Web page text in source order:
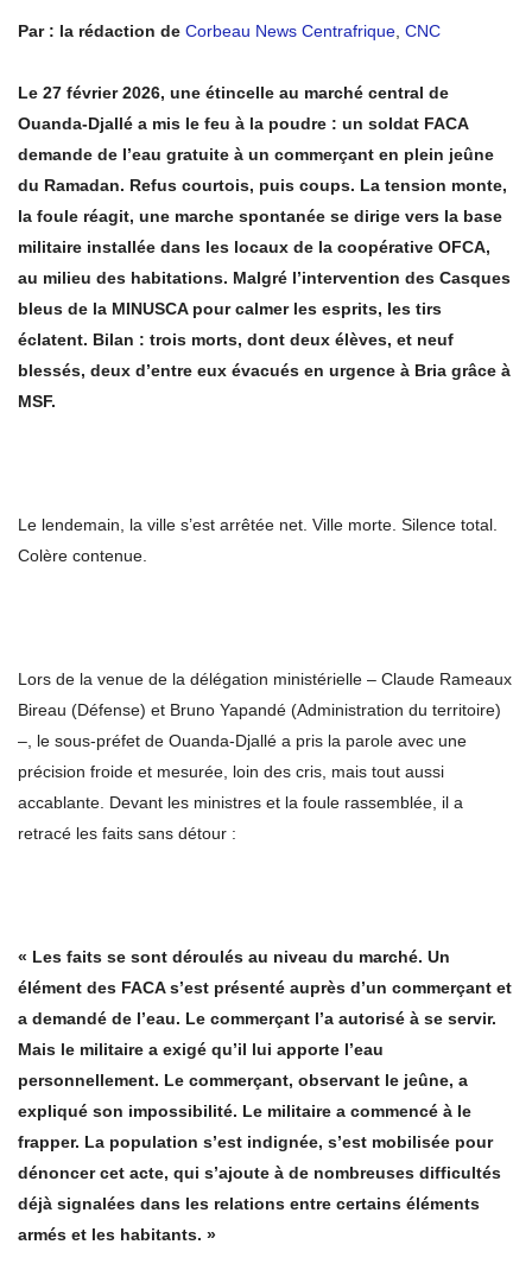
Par : la rédaction de Corbeau News Centrafrique, CNC
Le 27 février 2026, une étincelle au marché central de
Ouanda-Djallé a mis le feu à la poudre : un soldat FACA
demande de l’eau gratuite à un commerçant en plein jeûne
du Ramadan. Refus courtois, puis coups. La tension monte,
la foule réagit, une marche spontanée se dirige vers la base
militaire installée dans les locaux de la coopérative OFCA,
au milieu des habitations. Malgré l’intervention des Casques
bleus de la MINUSCA pour calmer les esprits, les tirs
éclatent. Bilan : trois morts, dont deux élèves, et neuf
blessés, deux d’entre eux évacués en urgence à Bria grâce à
MSF.
Le lendemain, la ville s’est arrêtée net. Ville morte. Silence total.
Colère contenue.
Lors de la venue de la délégation ministérielle – Claude Rameaux
Bireau (Défense) et Bruno Yapandé (Administration du territoire)
–, le sous-préfet de Ouanda-Djallé a pris la parole avec une
précision froide et mesurée, loin des cris, mais tout aussi
accablante. Devant les ministres et la foule rassemblée, il a
retracé les faits sans détour :
« Les faits se sont déroulés au niveau du marché. Un
élément des FACA s’est présenté auprès d’un commerçant et
a demandé de l’eau. Le commerçant l’a autorisé à se servir.
Mais le militaire a exigé qu’il lui apporte l’eau
personnellement. Le commerçant, observant le jeûne, a
expliqué son impossibilité. Le militaire a commencé à le
frapper. La population s’est indignée, s’est mobilisée pour
dénoncer cet acte, qui s’ajoute à de nombreuses difficultés
déjà signalées dans les relations entre certains éléments
armés et les habitants. »